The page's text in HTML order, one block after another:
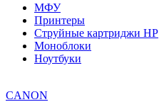
МФУ
Принтеры
Струйные картриджи HP
Моноблоки
Ноутбуки
CANON